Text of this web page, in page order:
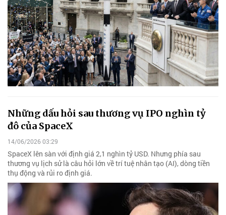
Những dấu hỏi sau thương vụ IPO nghìn tỷ
đô của SpaceX
14/06/2026 03:29
SpaceX lên sàn với định giá 2,1 nghìn tỷ USD. Nhưng phía sau
thương vụ lịch sử là câu hỏi lớn về trí tuệ nhân tạo (AI), dòng tiền
thụ động và rủi ro định giá.